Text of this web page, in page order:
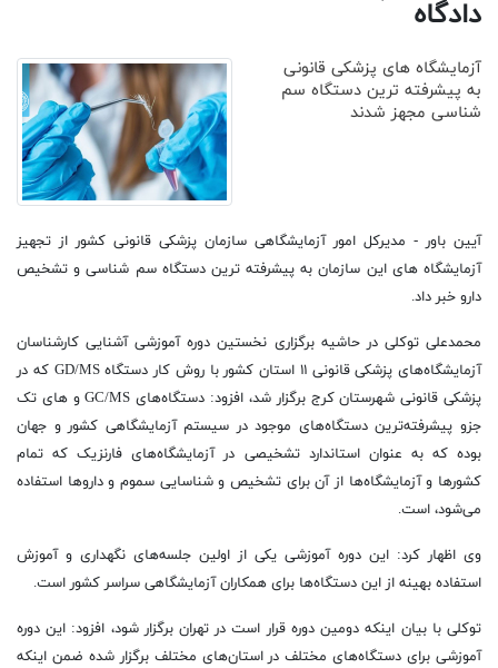
دادگاه
آزمایشگاه های پزشکی قانونی
به پیشرفته ترین دستگاه سم
شناسی مجهز شدند
آیین باور - مدیرکل امور آزمایشگاهی سازمان پزشکی قانونی کشور از تجهیز
آزمایشگاه های این سازمان به پیشرفته ترین دستگاه سم شناسی و تشخیص
دارو خبر داد.
محمدعلی توکلی در حاشیه برگزاری نخستین دوره آموزشی آشنایی کارشناسان
آزمایشگاه‌های پزشکی قانونی ۱۱ استان کشور با روش کار دستگاه GD/MS که در
پزشکی قانونی شهرستان کرج برگزار شد، افزود: دستگاه‌های GC/MS و های تک
جزو پیشرفته‌ترین دستگاه‌های موجود در سیستم آزمایشگاهی کشور و جهان
بوده که به عنوان استاندارد تشخیصی در آزمایشگاه‌های فارنزیک که تمام
کشورها و آزمایشگاه‌ها از آن برای تشخیص و شناسایی سموم و داروها استفاده
می‌شود، است.
وی اظهار کرد: این دوره آموزشی یکی از اولین جلسه‌های نگهداری و آموزش
استفاده بهینه از این دستگاه‌ها برای همکاران آزمایشگاهی سراسر کشور است.
توکلی با بیان اینکه دومین دوره قرار است در تهران برگزار شود، افزود: این دوره
آموزشی برای دستگاه‌های مختلف در استان‌های مختلف برگزار شده ضمن اینکه